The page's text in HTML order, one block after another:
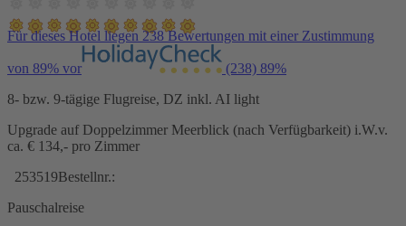
Für dieses Hotel liegen 238 Bewertungen mit einer Zustimmung
von 89% vor (238) 89%
8- bzw. 9-tägige Flugreise, DZ inkl. AI light
Upgrade auf Doppelzimmer Meerblick (nach Verfügbarkeit) i.W.v.
ca. € 134,- pro Zimmer
253519Bestellnr.:
Pauschalreise